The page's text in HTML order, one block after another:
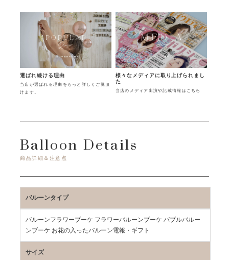
選ばれ続ける理由
当店が選ばれる理由をもっと詳しくご覧頂
けます。
様々なメディアに取り上げられまし
た
当店のメディア出演や記載情報はこちら
Balloon Details
商品詳細＆注意点
バルーンタイプ
バルーンフラワーブーケ フラワーバルーンブーケ バブルバルー
ンブーケ お花の入ったバルーン電報・ギフト
サイズ